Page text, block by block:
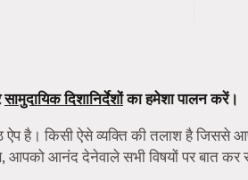
सामुदायिक दिशानिर्देशोंका हमेशा पालन करें।
है। किसी ऐसे व्यक्ति की तलाश है जिससे
आपको आनंद देनेवाले सभी विषयों पर बात